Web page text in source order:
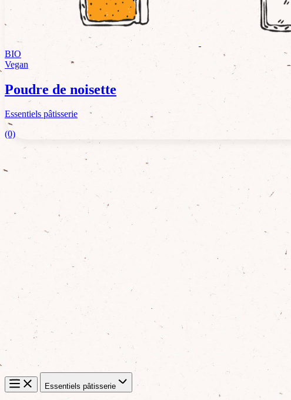
BIO
Vegan
Poudre de noisette
Essentiels pâtisserie
(0)
Essentiels pâtisserie